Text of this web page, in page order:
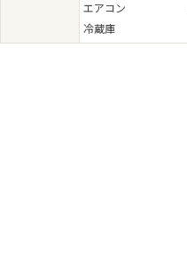
エアコン
冷蔵庫